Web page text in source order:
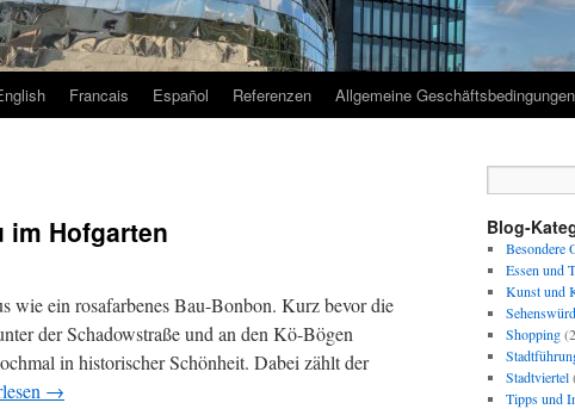
Francais Español Referenzen Allgemeine Geschäftsbedingungen
im Hofgarten
wie ein rosafarbenes Bau-Bonbon. Kurz bevor die
der Schadowstraße und an den Kö-Bögen
in historischer Schönheit. Dabei zählt der
→
Blog-
Besondere
Essen und
Kunst und
Shopping
Stadtviertel
Tipps und